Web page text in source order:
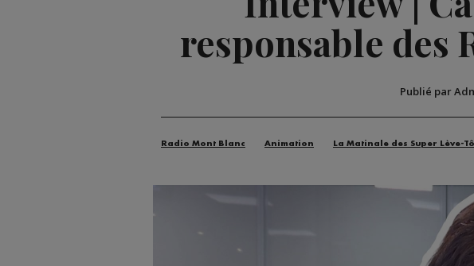
responsable des
Publié par
Radio Mont Blanc Animation La Matinale des Super Lève-